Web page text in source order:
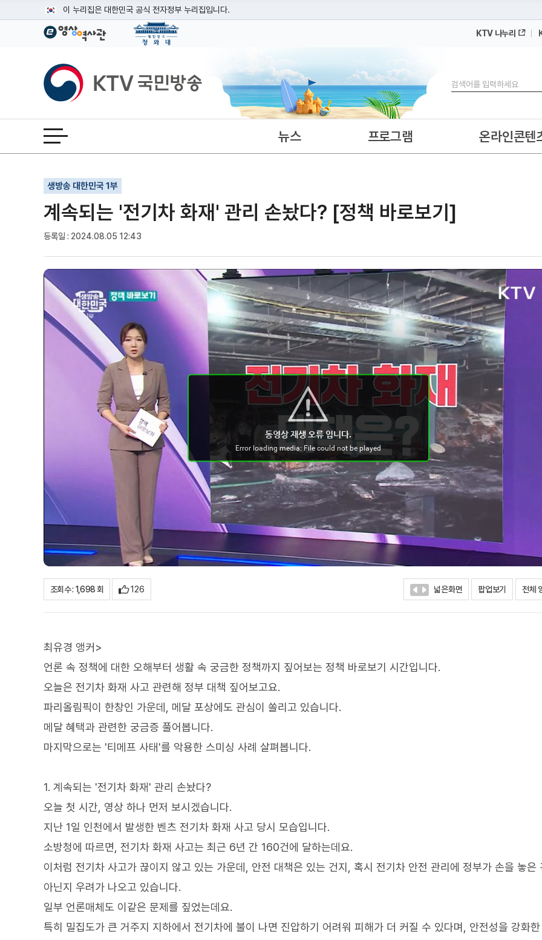
이 누리집은 대한민국 공식 전자정부 누리집입니다.
공식 누리집 주소 확인하기
이밖에 or.kr 또는 .kr등 다른 도메인 주소를 사용하고 있다면 아래 URL에서 도메인 주소를 확인해 보세요
운영중인 공식 누리집보기
KTV 나누리
KTV국민방송
검색
전체메뉴 열기 뉴스 프로그램 온라인콘텐
생방송 대한민국 1부
계속되는 '전기차 화재' 관리 손놨다? [정책 바로보기]
등록일 : 2024.08.05 12:43
기사인쇄
글자확대
글자축소
조회수 : 1,698 회 126 넓은화면 팝업보기 전체
최유경 앵커>
언론 속 정책에 대한 오해부터 생활 속 궁금한 정책까지 짚어보는 정책 바로보기 시간입니다.
오늘은 전기차 화재 사고 관련해 정부 대책 짚어보고요.
파리올림픽이 한창인 가운데, 메달 포상에도 관심이 쏠리고 있습니다.
메달 혜택과 관련한 궁금증 풀어봅니다.
마지막으로는 '티메프 사태'를 악용한 스미싱 사례 살펴봅니다.
1. 계속되는 '전기차 화재' 관리 손놨다?
오늘 첫 시간, 영상 하나 먼저 보시겠습니다.
지난 1일 인천에서 발생한 벤츠 전기차 화재 사고 당시 모습입니다.
소방청에 따르면, 전기차 화재 사고는 최근 6년 간 160건에 달하는데요.
이처럼 전기차 사고가 끊이지 않고 있는 가운데, 안전 대책은 있는 건지, 혹시 전기차 안전 관리에 정부가 손을 놓은
아닌지 우려가 나오고 있습니다.
일부 언론매체도 이같은 문제를 짚었는데요.
특히 밀집도가 큰 거주지 지하에서 전기차에 불이 나면 진압하기 어려워 피해가 더 커질 수 있다며, 안전성을 강화